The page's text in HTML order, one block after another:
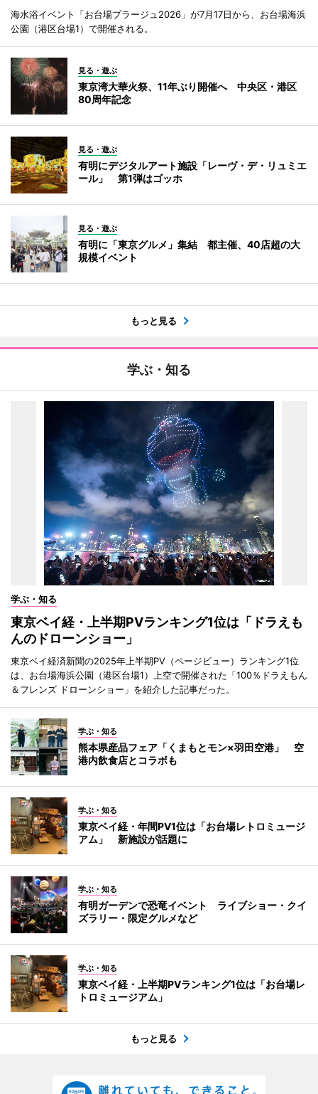
海水浴イベント「お台場プラージュ2026」が7月17日から、お台場海浜
公園（港区台場1）で開催される。
見る・遊ぶ
東京湾大華火祭、11年ぶり開催へ 中央区・港区
80周年記念
見る・遊ぶ
有明にデジタルアート施設「レーヴ・デ・リュミエ
ール」 第1弾はゴッホ
見る・遊ぶ
有明に「東京グルメ」集結 都主催、40店超の大
規模イベント
もっと見る
学ぶ・知る
学ぶ・知る
東京ベイ経・上半期PVランキング1位は「ドラえも
んのドローンショー」
東京ベイ経済新聞の2025年上半期PV（ページビュー）ランキング1位
は、お台場海浜公園（港区台場1）上空で開催された「100％ドラえもん
＆フレンズ ドローンショー」を紹介した記事だった。
学ぶ・知る
熊本県産品フェア「くまもとモン×羽田空港」 空
港内飲食店とコラボも
学ぶ・知る
東京ベイ経・年間PV1位は「お台場レトロミュージ
アム」 新施設が話題に
学ぶ・知る
有明ガーデンで恐竜イベント ライブショー・クイ
ズラリー・限定グルメなど
学ぶ・知る
東京ベイ経・上半期PVランキング1位は「お台場レ
トロミュージアム」
もっと見る